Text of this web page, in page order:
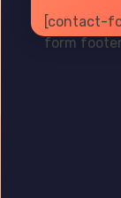
[contact-
form